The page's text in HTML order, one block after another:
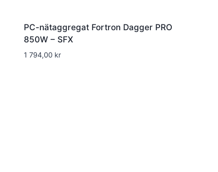
PC-nätaggregat Fortron Dagger PRO
850W – SFX
1 794,00 kr